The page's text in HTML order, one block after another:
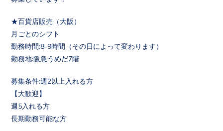
★百貨店販売（大阪）
月ごとのシフト
勤務時間:8-9時間（その日によって変わります）
勤務地:阪急うめだ7階
募集条件:週2以上入れる方
【大歓迎】
週5入れる方
長期勤務可能な方